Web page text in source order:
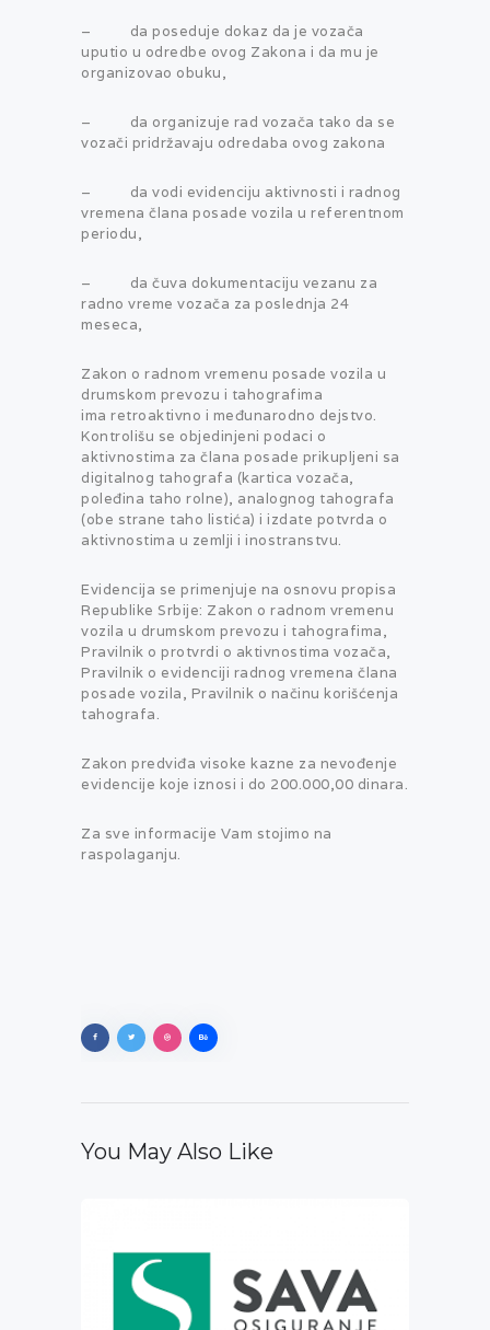
– da poseduje dokaz da je vozača
uputio u odredbe ovog Zakona i da mu je
organizovao obuku,
– da organizuje rad vozača tako da se
vozači pridržavaju odredaba ovog zakona
– da vodi evidenciju aktivnosti i radnog
vremena člana posade vozila u referentnom
periodu,
– da čuva dokumentaciju vezanu za
radno vreme vozača za poslednja 24
meseca,
Zakon o radnom vremenu posade vozila u
drumskom prevozu i tahografima
ima retroaktivno i međunarodno dejstvo.
Kontrolišu se objedinjeni podaci o
aktivnostima za člana posade prikupljeni sa
digitalnog tahografa (kartica vozača,
poleđina taho rolne), analognog tahografa
(obe strane taho listića) i izdate potvrda o
aktivnostima u zemlji i inostranstvu.
Evidencija se primenjuje na osnovu propisa
Republike Srbije: Zakon o radnom vremenu
vozila u drumskom prevozu i tahografima,
Pravilnik o protvrdi o aktivnostima vozača,
Pravilnik o evidenciji radnog vremena člana
posade vozila, Pravilnik o načinu korišćenja
tahografa.
Zakon predviđa visoke kazne za nevođenje
evidencije koje iznosi i do 200.000,00 dinara.
Za sve informacije Vam stojimo na
raspolaganju.
You May Also Like